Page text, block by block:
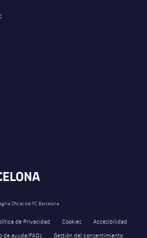
Oficial del FC Barcelona
de Privacidad Cookies
Accesibilidad
de ayuda/FAQs Gestión del consentimiento